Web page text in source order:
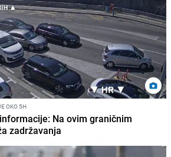
OKO 5H
Na ovim graničnim
zadržavanja